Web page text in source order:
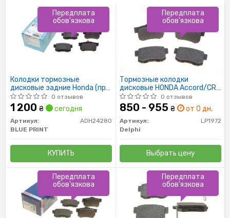
Колодки тормозные
дисковые задние Honda (пр-
во Blue Print)0 отзывов
1 200 ₴ сегодня
Артикул:
ADH24280
BLUE PRINT
КУПИТЬ
Передплата
обов'язкова
Тормозные колодки
дисковые HONDA Accord/CR-
V/FR-V "R "04>>0 отзывов
850 - 955 ₴ от 0 дн.
Артикул:
LP1972
Delphi
Выбрать цену
Передплата
обов'язкова
Передплата
обов'язкова
Передплата
обов'язкова